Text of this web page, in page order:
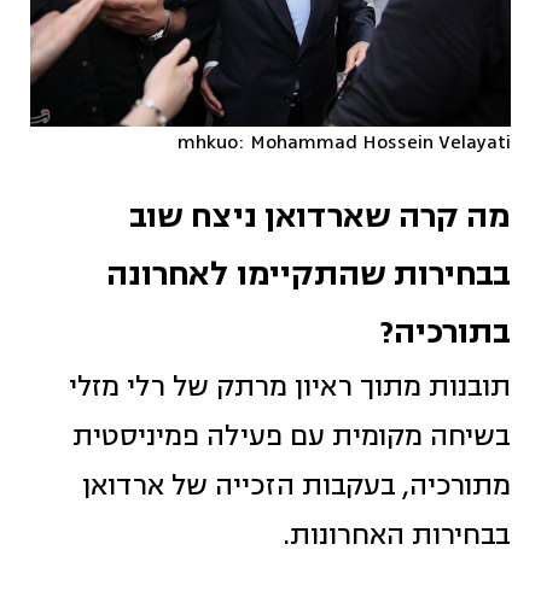
mhkuo: Mohammad Hossein Velayati
מה קרה שארדואן ניצח שוב
בבחירות שהתקיימו לאחרונה
בתורכיה?
תובנות מתוך ראיון מרתק של רלי מזלי
בשיחה מקומית עם פעילה פמיניסטית
מתורכיה, בעקבות הזכייה של ארדואן
בבחירות האחרונות.